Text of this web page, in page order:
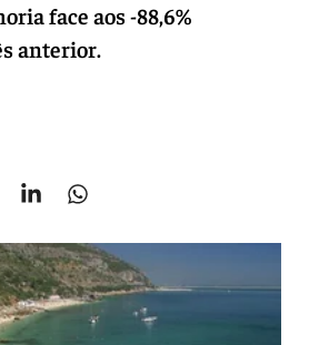
face aos -88,6%
anterior.